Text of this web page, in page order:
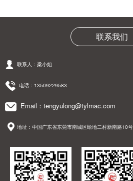
联系我们
联系人：梁小姐
电话：13509229583
Email：tengyulong@tylmac.com
地址：中国广东省东莞市南城区蛤地二村新南路10号